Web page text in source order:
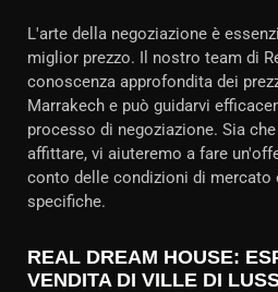
L'arte della negoziazione è
miglior prezzo. Il nostro team di
conoscenza approfondita dei
Marrakech e può guidarvi
processo di negoziazione. Sia
affittare, vi aiuteremo a fare
conto delle condizioni di mercato
specifiche.
REAL DREAM HOUSE:
VENDITA DI VILLE DI